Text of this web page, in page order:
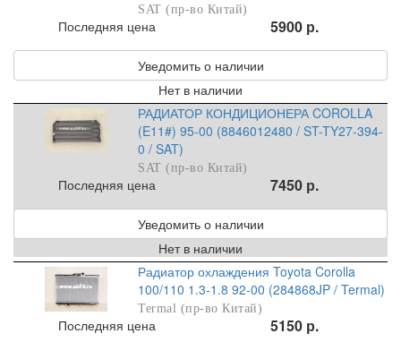
SAT (пр-во Китай)
Последняя цена 5900 р.
Уведомить о наличии
Нет в наличии
РАДИАТОР КОНДИЦИОНЕРА COROLLA
(E11#) 95-00 (8846012480 / ST-TY27-394-
0 / SAT)
SAT (пр-во Китай)
Последняя цена 7450 р.
Уведомить о наличии
Нет в наличии
Радиатор охлаждения Toyota Corolla
100/110 1.3-1.8 92-00 (284868JP / Termal)
Termal (пр-во Китай)
Последняя цена 5150 р.